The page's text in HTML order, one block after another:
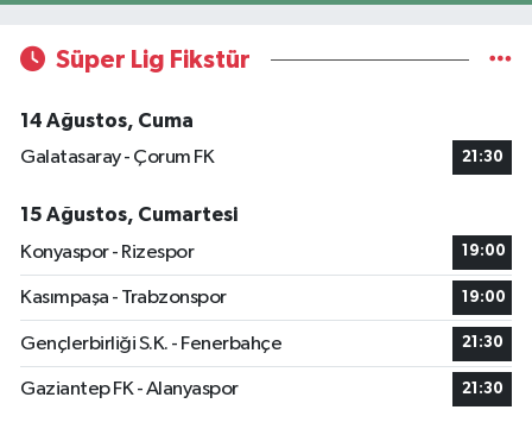
Süper Lig Fikstür
14 Ağustos, Cuma
Galatasaray - Çorum FK
21:30
15 Ağustos, Cumartesi
Konyaspor - Rizespor
19:00
Kasımpaşa - Trabzonspor 19:00
Gençlerbirliği S.K. - Fenerbahçe 21:30
Gaziantep FK - Alanyaspor 21:30